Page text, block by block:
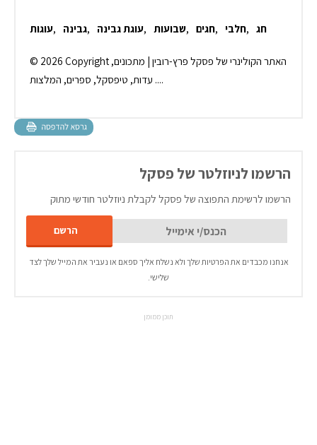
עוגות, גבינה, עוגת גבינה, שבועות, חגים, חלבי, חג
© 2026 Copyright האתר הקולינרי של פסקל פרץ-רובין | מתכונים,
עדות, טיפסקל, ספרים, המלצות ....
הרשמו לניוזלטר של פסקל
הרשמו לרשימת התפוצה של פסקל לקבלת ניוזלטר חודשי מתוק
אנחנו מכבדים את הפרטיות שלך ולא נשלח אליך ספאם או נעביר את המייל שלך לצד
שלישי.
תוכן ממומן